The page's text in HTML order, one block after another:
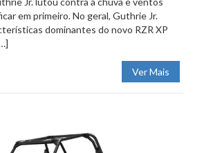
em primeiro. No geral, Guthrie Jr.
dominantes do novo RZR XP
Ver Mais